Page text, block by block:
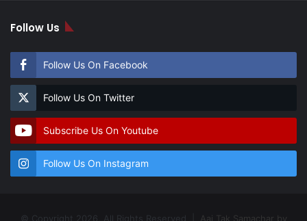
Follow Us
Follow Us On Facebook
Follow Us On Twitter
Subscribe Us On Youtube
Follow Us On Instagram
© Copyright 2026, All Rights Reserved | Aaj Tak Samachar by